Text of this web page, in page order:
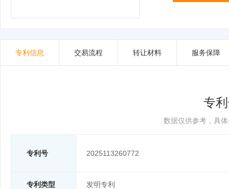
专利信息 交易流程 转让材料 服务保障
专
数据仅供参考，具
专利号 2025113260772
专利类型 发明专利